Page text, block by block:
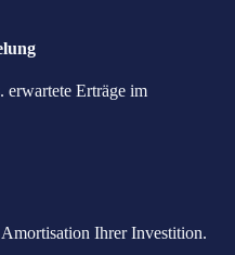
erwartete Erträge im
Ihrer Investition.